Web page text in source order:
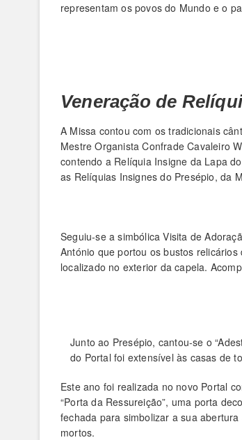
representam os povos do Mundo e o
Veneração de
A Missa contou com os tradicionais
Mestre Organista Confrade Cavaleiro
contendo a Relíquia Insigne da Lapa
as Relíquias Insignes do Presépio, da
Seguiu-se a simbólica Visita de
António que portou os bustos
localizado no exterior da capela.
Junto ao Presépio, cantou-se o
do Portal foi extensível às casas de
Este ano foi realizada no novo Portal
“Porta da Ressureição”, uma porta
fechada para simbolizar a sua
mortos.